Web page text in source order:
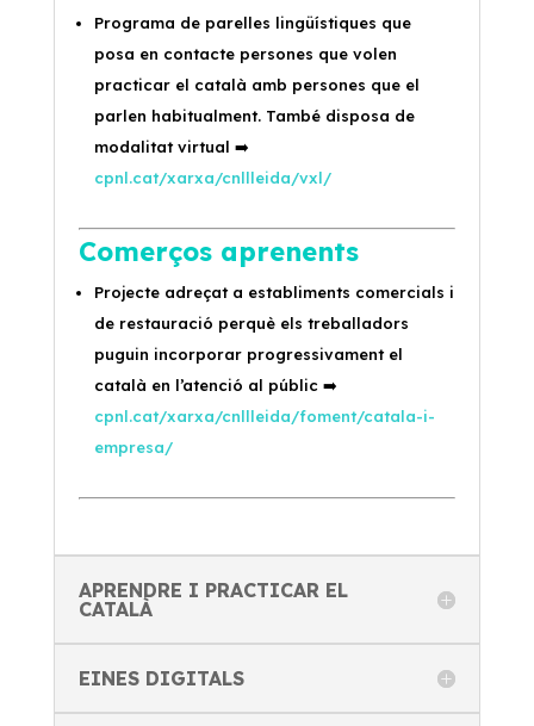
Programa de parelles lingüístiques que
posa en contacte persones que volen
practicar el català amb persones que el
parlen habitualment. També disposa de
modalitat virtual ➡️
cpnl.cat/xarxa/cnllleida/vxl/
Comerços aprenents
Projecte adreçat a establiments comercials i
de restauració perquè els treballadors
puguin incorporar progressivament el
català en l’atenció al públic ➡️
cpnl.cat/xarxa/cnllleida/foment/catala-i-
empresa/
APRENDRE I PRACTICAR EL
CATALÀ
EINES DIGITALS